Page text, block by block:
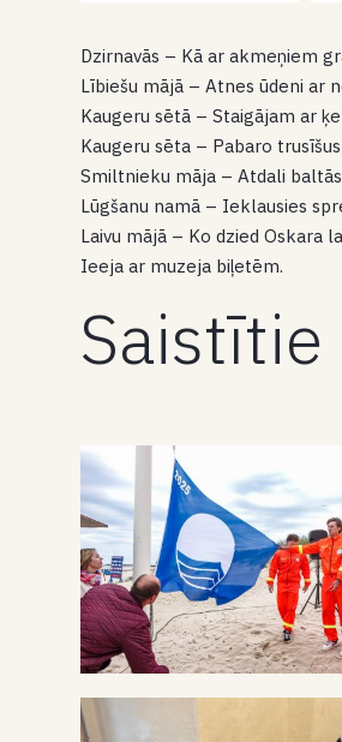
Dzirnavās – Kā ar akmeņiem
Lībiešu mājā – Atnes ūdeni ar
Kaugeru sētā – Staigājam ar
Kaugeru sēta – Pabaro
Smiltnieku māja – Atdali
Lūgšanu namā – Ieklausies
Laivu mājā – Ko dzied Oskara
Ieeja ar muzeja biļetēm.
Saistītie